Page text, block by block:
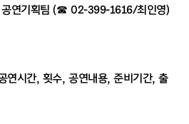
공연기획팀 (☎ 02-399-1616/최인영)
연시간, 횟수, 공연내용, 준비기간, 출